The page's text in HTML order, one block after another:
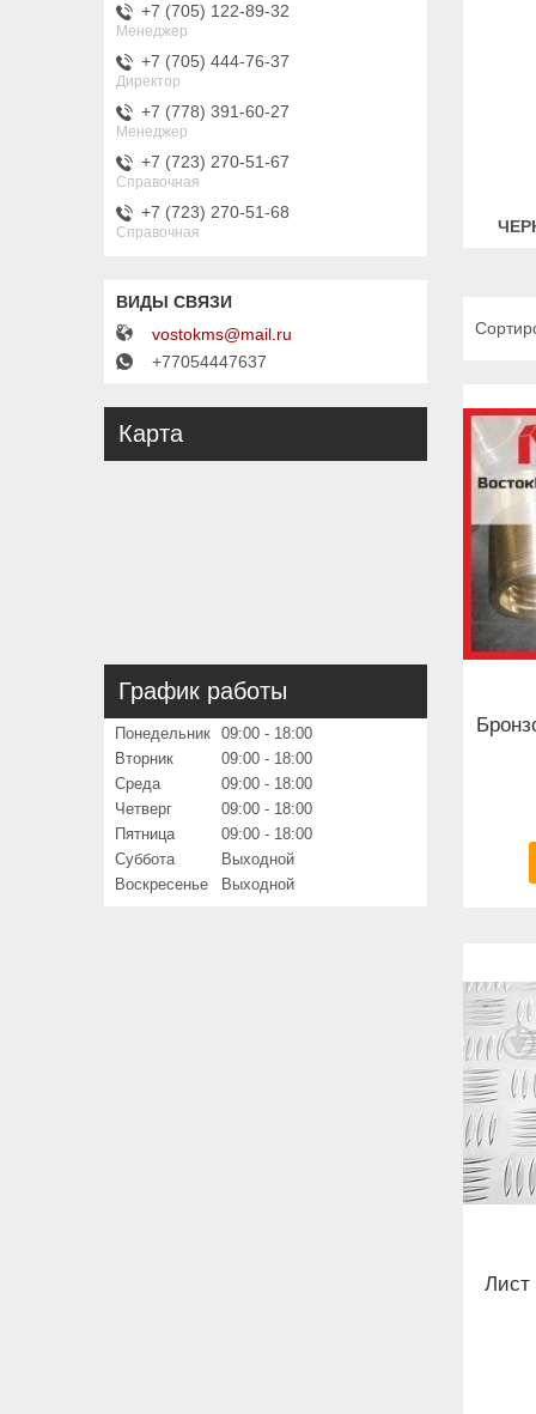
+7 (705) 122-89-32
Менеджер
+7 (705) 444-76-37
Директор
+7 (778) 391-60-27
Менеджер
+7 (723) 270-51-67
Справочная
+7 (723) 270-51-68
Справочная
vostokms@mail.ru
+77054447637
Карта
График работы
Понедельник 09:00
18:00
Вторник
09:00
18:00
Среда
09:00
18:00
Четверг
09:00
18:00
Пятница
09:00
18:00
Суббота
Выходной
Воскресенье
Выходной